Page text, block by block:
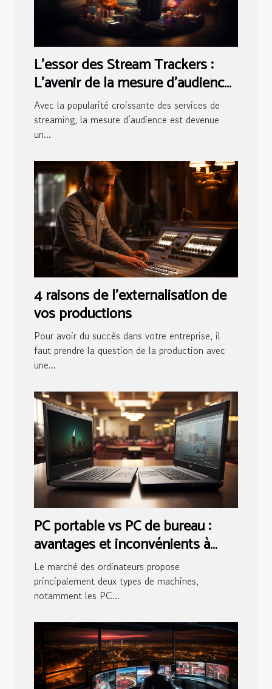
L'essor des Stream Trackers :
L'avenir de la mesure d'audience
en streaming
Avec la popularité croissante des services de
streaming, la mesure d’audience est devenue
un...
4 raisons de l'externalisation de
vos productions
Pour avoir du succès dans votre entreprise, il
faut prendre la question de la production avec
une...
PC portable vs PC de bureau :
avantages et inconvénients à
considérer
Le marché des ordinateurs propose
principalement deux types de machines,
notamment les PC...